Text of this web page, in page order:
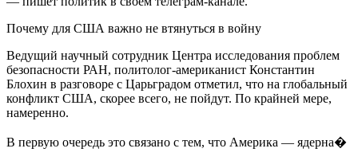
Почему для США важно не втянуться в войну
Ведущий научный сотрудник Центра исследования проблем
безопасности РАН, политолог-американист Константин
Блохин в разговоре с Царьградом отметил, что на глобальный
конфликт США, скорее всего, не пойдут. По крайней мере,
намеренно.
В первую очередь это связано с тем, что Америка — ядерна�